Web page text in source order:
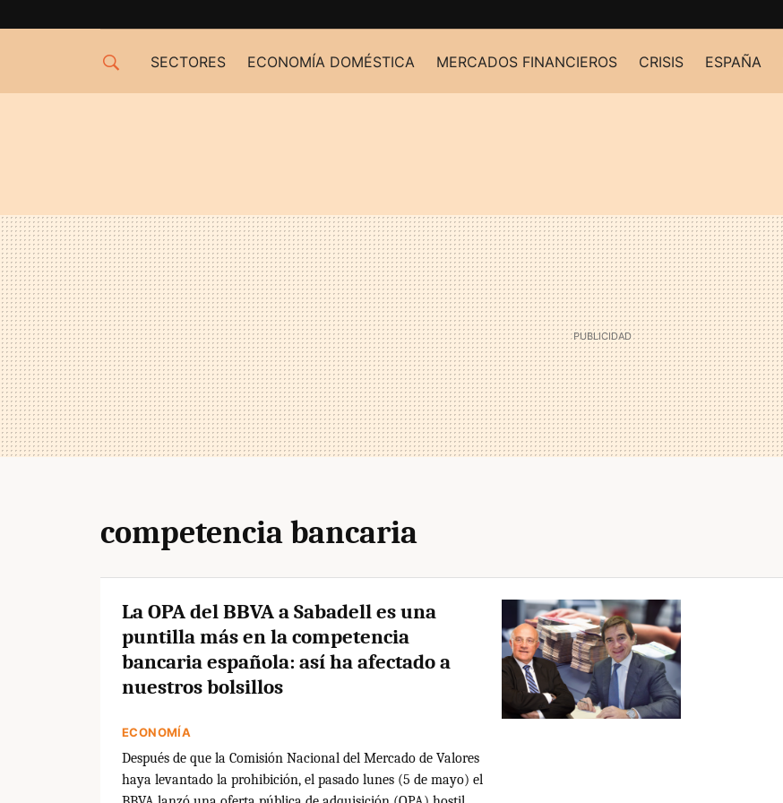
SECTORES ECONOMÍA DOMÉSTICA MERCADOS FINANCIEROS CRISIS ESPAÑA
competencia bancaria
La OPA del BBVA a Sabadell es una
puntilla más en la competencia
bancaria española: así ha afectado a
nuestros bolsillos
ECONOMÍA
Después de que la Comisión Nacional del Mercado de Valores
haya levantado la prohibición, el pasado lunes (5 de mayo) el